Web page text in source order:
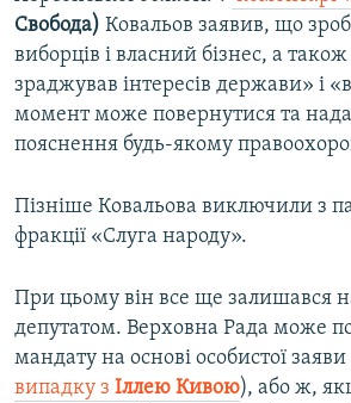
Свобода) Ковальов заявив, що
виборців і власний бізнес, а
зраджував інтересів держави» і
момент може повернутися та
пояснення будь-якому
Пізніше Ковальова виключили з
фракції «Слуга народу».
При цьому він все ще залишався
депутатом. Верховна Рада може
мандату на основі особистої
випадку з Іллею Кивою), або ж,